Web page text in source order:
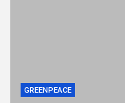
GREENPEACE